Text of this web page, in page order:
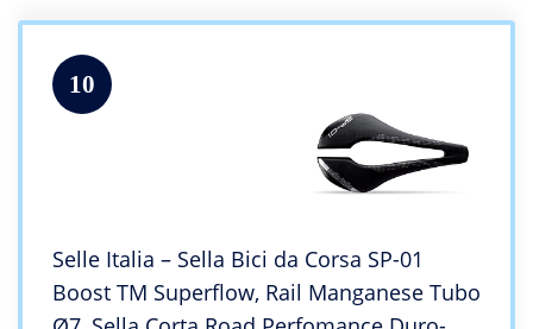
10
Selle Italia – Sella Bici da Corsa SP-01
Boost TM Superflow, Rail Manganese Tubo